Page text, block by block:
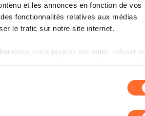
et les annonces en fonction de vos
fonctionnalités relatives aux médias
le trafic sur notre site internet.
vous pouvez accepter, refuser
différents cookies est accessible sous
des permis de démolition dans